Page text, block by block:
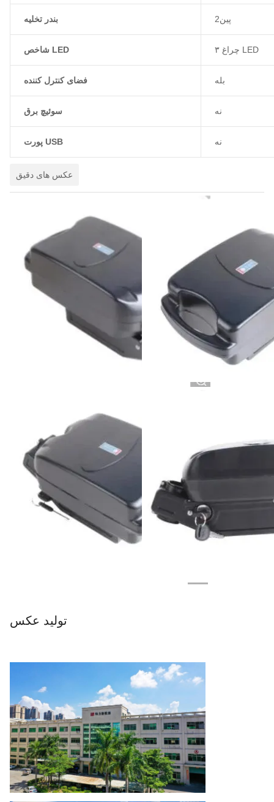
بندر تخلیه 2پين
شاخص LED ۳ چراغ LED
فضای کنترل کننده بله
سوئیچ برق نه
پورت USB نه
عکس های دقیق
تولید عکس